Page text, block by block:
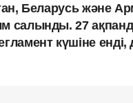
Беларусь және
салынды. 27
күшіне